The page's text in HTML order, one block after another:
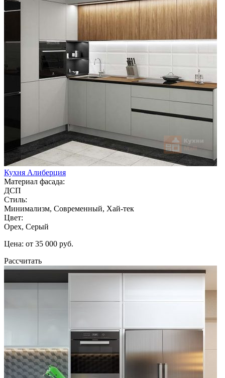
Кухня Алиберция
Материал фасада:
ДСП
Стиль:
Минимализм, Современный, Хай-тек
Цвет:
Орех, Серый
Цена: от 35 000 руб.
Рассчитать